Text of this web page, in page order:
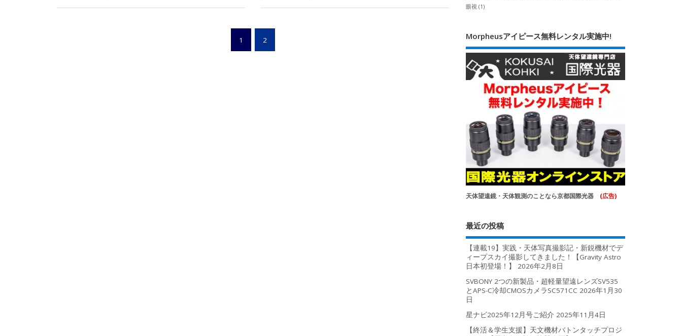
1 2
眼視 (1)
Morpheusアイピース無料レンタル実施中!
天体望遠鏡・天体観測のことなら京都国際光器 (広告)
最近の投稿
【連載19】実践・天体写真撮影記・新鋭機材でデ
ィープスカイ撮影してきました！【Gravity Astro
日本初登場！】
2026年2月8日
SVBONY 2つの新製品・超軽量望遠レンズSV535
とAPS-C冷却CMOSカメラSC571CC 2026年1月30
日
星ナビ2025年12月号ご紹介 2025年11月4日
【終活＆学生支援】天文機材バトンタッチプロジ